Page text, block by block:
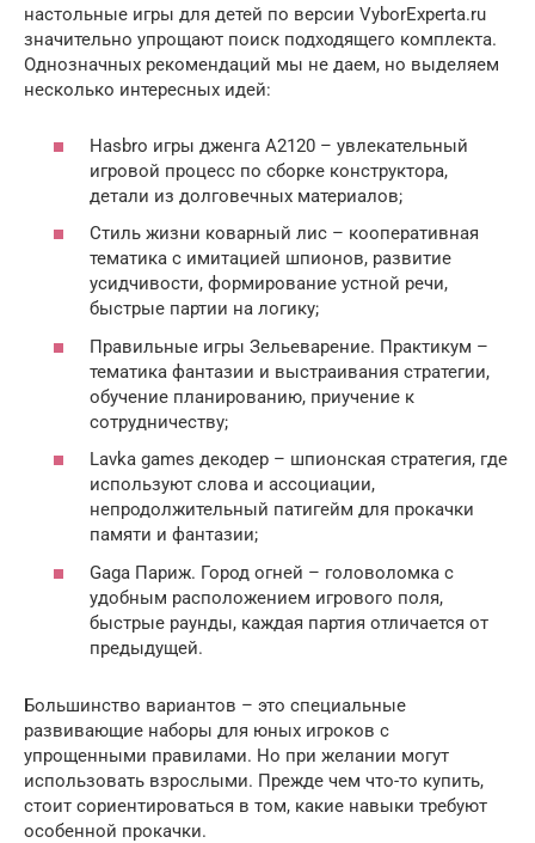
настольные игры для детей по версии VyborExperta.ru
значительно упрощают поиск подходящего комплекта.
Однозначных рекомендаций мы не даем, но выделяем
несколько интересных идей:
Hasbro игры дженга A2120 – увлекательный
игровой процесс по сборке конструктора,
детали из долговечных материалов;
Стиль жизни коварный лис – кооперативная
тематика с имитацией шпионов, развитие
усидчивости, формирование устной речи,
быстрые партии на логику;
Правильные игры Зельеварение. Практикум –
тематика фантазии и выстраивания стратегии,
обучение планированию, приучение к
сотрудничеству;
Lavka games декодер – шпионская стратегия, где
используют слова и ассоциации,
непродолжительный патигейм для прокачки
памяти и фантазии;
Gaga Париж. Город огней – головоломка с
удобным расположением игрового поля,
быстрые раунды, каждая партия отличается от
предыдущей.
Большинство вариантов – это специальные
развивающие наборы для юных игроков с
упрощенными правилами. Но при желании могут
использовать взрослыми. Прежде чем что-то купить,
стоит сориентироваться в том, какие навыки требуют
особенной прокачки.